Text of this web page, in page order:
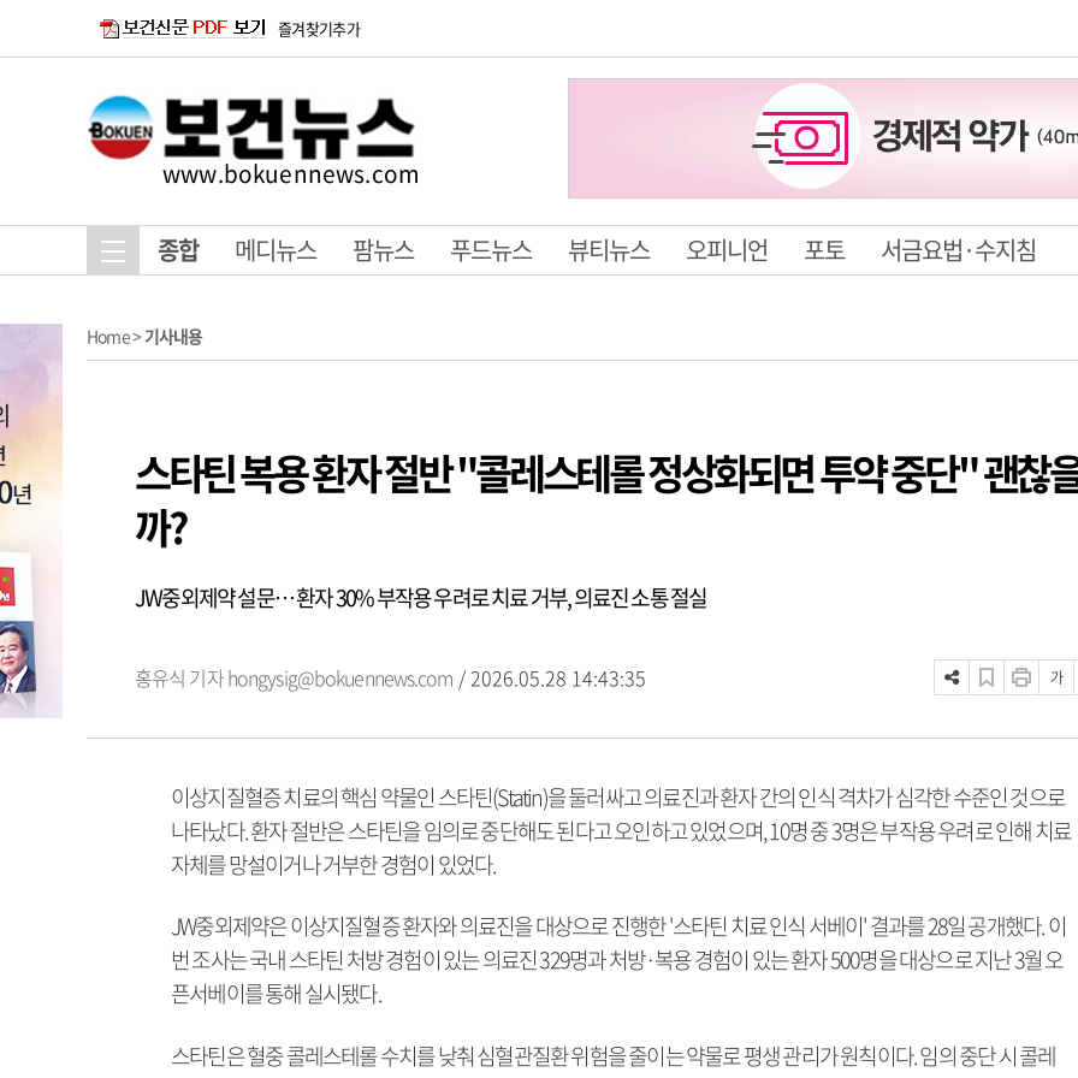
즐겨찾기추가
www.bokuennews.com
종합 메디뉴스 팜뉴스 푸드뉴스 뷰티뉴스 오피니언 포토 서금요법·수지침
Home>기사내용
스타틴 복용 환자 절반 "콜레스테롤 정상화되면 투약 중단" 괜찮
까?
JW중외제약 설문… 환자 30% 부작용 우려로 치료 거부, 의료진 소통 절실
홍유식 기자hongysig@bokuennews.com / 2026.05.28 14:43:35 가
이상지질혈증 치료의 핵심 약물인 스타틴(Statin)을 둘러싸고 의료진과 환자 간의 인식 격차가 심각한 수준인 것으로
나타났다. 환자 절반은 스타틴을 임의로 중단해도 된다고 오인하고 있었으며, 10명 중 3명은 부작용 우려로 인해 치료
자체를 망설이거나 거부한 경험이 있었다.
JW중외제약은 이상지질혈증 환자와 의료진을 대상으로 진행한 '스타틴 치료 인식 서베이' 결과를 28일 공개했다. 이
번 조사는 국내 스타틴 처방 경험이 있는 의료진 329명과 처방·복용 경험이 있는 환자 500명을 대상으로 지난 3월 오
픈서베이를 통해 실시됐다.
스타틴은 혈중 콜레스테롤 수치를 낮춰 심혈관질환 위험을 줄이는 약물로 평생 관리가 원칙이다. 임의 중단 시 콜레